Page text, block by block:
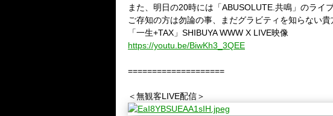
また、明日の20時には「ABUSOLUTE.共鳴」のライ
ご存知の方は勿論の事、まだグラビティを知らない貴
「一生+TAX」SHIBUYA WWW X LIVE映像
https://youtu.be/BiwKh3_3QEE
====================
＜無観客LIVE配信＞